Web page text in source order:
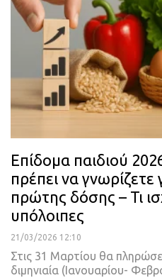
Επίδομα παιδιού
πρέπει να
πρώτης δόσης – Τι
υπόλοιπες
21/03/2026 12:10
Στις 31 Μαρτίου θα
διμηνιαία (Ιανουαρίου-